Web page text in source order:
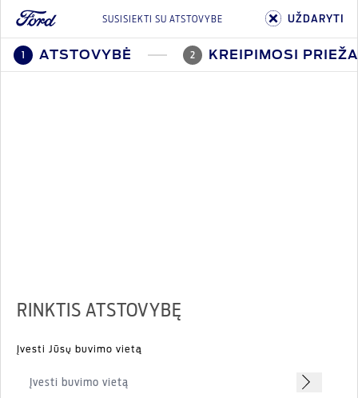
SUSISIEKTI SU ATSTOVYBE UŽDARYTI
1 ATSTOVYBĖ 2 KREIPIMOSI
RINKTIS ATSTOVYBĘ
Įvesti Jūsų buvimo vietą